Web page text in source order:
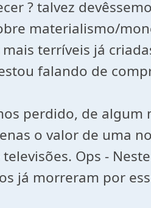
? talvez
materialismo/
terríveis já
falando de
perdido, de
o valor de uma
Ops -
já morreram por